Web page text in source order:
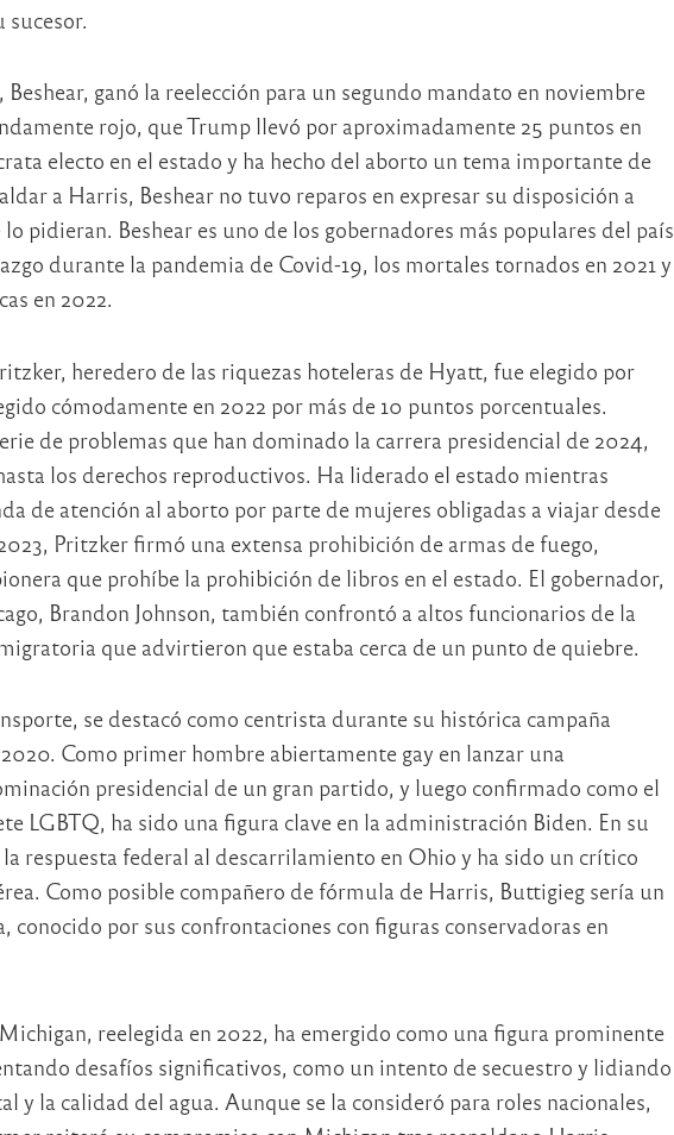
ganó la reelección para un segundo mandato en noviembre
rojo, que Trump llevó por aproximadamente 25 puntos en
electo en el estado y ha hecho del aborto un tema importante de
a Harris, Beshear no tuvo reparos en expresar su disposición a
pidieran. Beshear es uno de los gobernadores más populares del país
durante la pandemia de Covid-19, los mortales tornados en 2021 y
en 2022.
heredero de las riquezas hoteleras de Hyatt, fue elegido por
cómodamente en 2022 por más de 10 puntos porcentuales.
de problemas que han dominado la carrera presidencial de 2024,
los derechos reproductivos. Ha liderado el estado mientras
de atención al aborto por parte de mujeres obligadas a viajar desde
Pritzker firmó una extensa prohibición de armas de fuego,
que prohíbe la prohibición de libros en el estado. El gobernador,
Brandon Johnson, también confrontó a altos funcionarios de la
que advirtieron que estaba cerca de un punto de quiebre.
se destacó como centrista durante su histórica campaña
Como primer hombre abiertamente gay en lanzar una
presidencial de un gran partido, y luego confirmado como el
LGBTQ, ha sido una figura clave en la administración Biden. En su
respuesta federal al descarrilamiento en Ohio y ha sido un crítico
Como posible compañero de fórmula de Harris, Buttigieg sería un
conocido por sus confrontaciones con figuras conservadoras en
reelegida en 2022, ha emergido como una figura prominente
desafíos significativos, como un intento de secuestro y lidiando
y la calidad del agua. Aunque se la consideró para roles nacionales,